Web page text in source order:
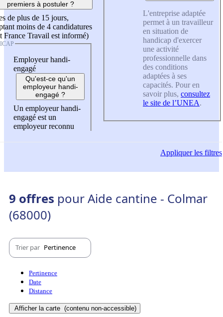
premiers à postuler ?
de plus de 15 jours,
moins de 4 candidatures
France Travail est informé)
Employeur handi-
engagé
Qu'est-ce qu'un
employeur handi-
engagé ?
Un employeur handi-
engagé est un
employeur reconnu
L'entreprise adaptée
permet à un travailleur
en situation de
handicap d'exercer
une activité
professionnelle dans
des conditions
adaptées à ses
capacités. Pour en
savoir plus, consultez
le site de l’UNEA.
Appliquerles filtres
9 offres pour Aide cantine - Colmar
(68000)
Trier par Pertinence
Pertinence
Date
Distance
Afficher la carte (contenu non-accessible)